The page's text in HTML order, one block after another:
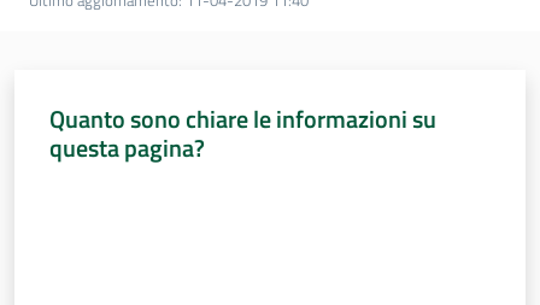
Quanto sono chiare le informazioni su
questa pagina?